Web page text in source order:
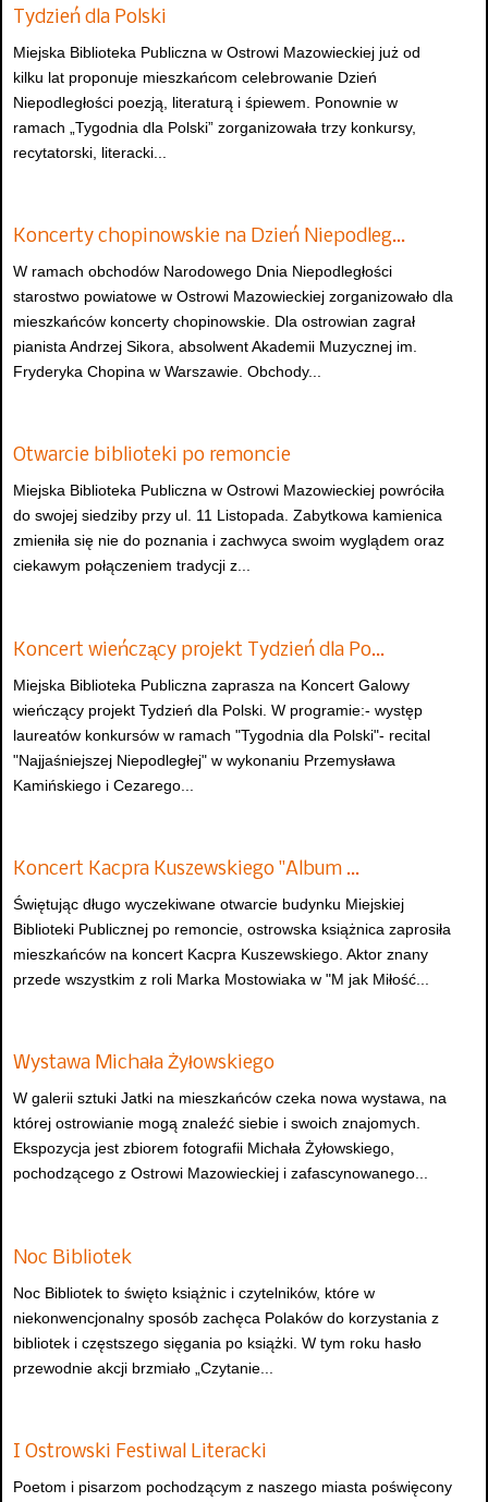
Tydzień dla Polski
Miejska Biblioteka Publiczna w Ostrowi Mazowieckiej już od
kilku lat proponuje mieszkańcom celebrowanie Dzień
Niepodległości poezją, literaturą i śpiewem. Ponownie w
ramach „Tygodnia dla Polski” zorganizowała trzy konkursy,
recytatorski, literacki...
Koncerty chopinowskie na Dzień Niepodleg…
W ramach obchodów Narodowego Dnia Niepodległości
starostwo powiatowe w Ostrowi Mazowieckiej zorganizowało dla
mieszkańców koncerty chopinowskie. Dla ostrowian zagrał
pianista Andrzej Sikora, absolwent Akademii Muzycznej im.
Fryderyka Chopina w Warszawie. Obchody...
Otwarcie biblioteki po remoncie
Miejska Biblioteka Publiczna w Ostrowi Mazowieckiej powróciła
do swojej siedziby przy ul. 11 Listopada. Zabytkowa kamienica
zmieniła się nie do poznania i zachwyca swoim wyglądem oraz
ciekawym połączeniem tradycji z...
Koncert wieńczący projekt Tydzień dla Po…
Miejska Biblioteka Publiczna zaprasza na Koncert Galowy
wieńczący projekt Tydzień dla Polski. W programie:- występ
laureatów konkursów w ramach "Tygodnia dla Polski"- recital
"Najjaśniejszej Niepodległej" w wykonaniu Przemysława
Kamińskiego i Cezarego...
Koncert Kacpra Kuszewskiego "Album …
Świętując długo wyczekiwane otwarcie budynku Miejskiej
Biblioteki Publicznej po remoncie, ostrowska książnica zaprosiła
mieszkańców na koncert Kacpra Kuszewskiego. Aktor znany
przede wszystkim z roli Marka Mostowiaka w "M jak Miłość...
Wystawa Michała Żyłowskiego
W galerii sztuki Jatki na mieszkańców czeka nowa wystawa, na
której ostrowianie mogą znaleźć siebie i swoich znajomych.
Ekspozycja jest zbiorem fotografii Michała Żyłowskiego,
pochodzącego z Ostrowi Mazowieckiej i zafascynowanego...
Noc Bibliotek
Noc Bibliotek to święto książnic i czytelników, które w
niekonwencjonalny sposób zachęca Polaków do korzystania z
bibliotek i częstszego sięgania po książki. W tym roku hasło
przewodnie akcji brzmiało „Czytanie...
I Ostrowski Festiwal Literacki
Poetom i pisarzom pochodzącym z naszego miasta poświęcony